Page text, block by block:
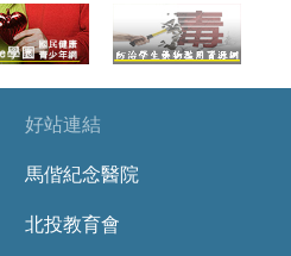
好站連結
馬偕紀念醫院
北投教育會